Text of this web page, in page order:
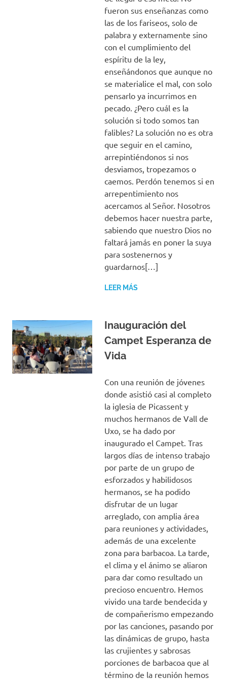
fueron sus enseñanzas como
las de los fariseos, solo de
palabra y externamente sino
con el cumplimiento del
espíritu de la ley,
enseñándonos que aunque no
se materialice el mal, con solo
pensarlo ya incurrimos en
pecado. ¿Pero cuál es la
solución si todo somos tan
falibles? La solución no es otra
que seguir en el camino,
arrepintiéndonos si nos
desviamos, tropezamos o
caemos. Perdón tenemos si en
arrepentimiento nos
acercamos al Señor. Nosotros
debemos hacer nuestra parte,
sabiendo que nuestro Dios no
faltará jamás en poner la suya
para sostenernos y
guardarnos[…]
LEER MÁS
Inauguración del
Campet Esperanza de
Vida
Con una reunión de jóvenes
donde asistió casi al completo
la iglesia de Picassent y
muchos hermanos de Vall de
Uxo, se ha dado por
inaugurado el Campet. Tras
largos días de intenso trabajo
por parte de un grupo de
esforzados y habilidosos
hermanos, se ha podido
disfrutar de un lugar
arreglado, con amplia área
para reuniones y actividades,
además de una excelente
zona para barbacoa. La tarde,
el clima y el ánimo se aliaron
para dar como resultado un
precioso encuentro. Hemos
vivido una tarde bendecida y
de compañerismo empezando
por las canciones, pasando por
las dinámicas de grupo, hasta
las crujientes y sabrosas
porciones de barbacoa que al
término de la reunión hemos